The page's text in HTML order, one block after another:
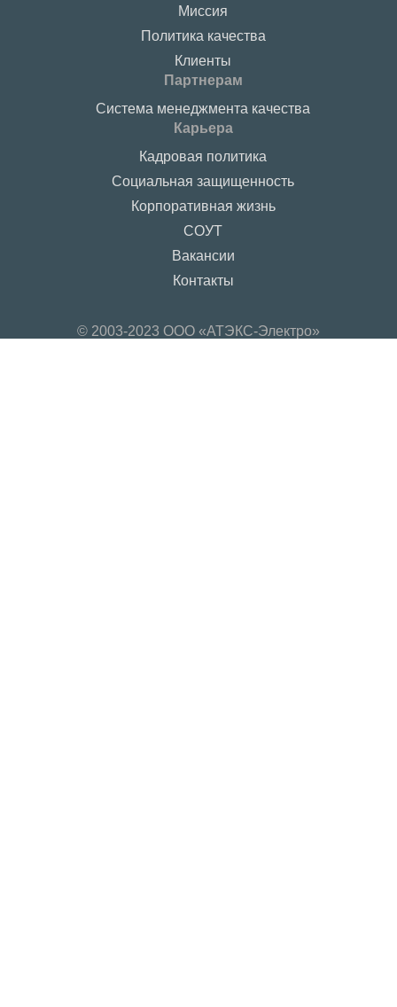
Миссия
Политика качества
Клиенты
Партнерам
Система менеджмента качества
Карьера
Кадровая политика
Социальная защищенность
Корпоративная жизнь
СОУТ
Вакансии
Контакты
© 2003-2023 ООО «АТЭКС-Электро»